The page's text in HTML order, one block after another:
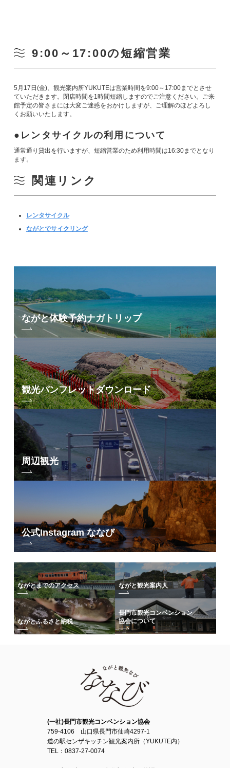
9:00～17:00の短縮営業
5月17日(金)、観光案内所YUKUTEは営業時間を9:00～17:00までとさせ
ていただきます。閉店時間を1時間短縮しますのでご注意ください。ご来
館予定の皆さまには大変ご迷惑をおかけしますが、ご理解のほどよろし
くお願いいたします。
レンタサイクルの利用について
通常通り貸出を行いますが、短縮営業のため利用時間は16:30までとなり
ます。
関連リンク
レンタサイクル
ながとでサイクリング
ながと体験予約ナガトリップ
観光パンフレットダウンロード
周辺観光
公式Instagram ななび
ながとまでのアクセス ながと観光案内人
ながとふるさと納税
長門市観光コンベンション
協会について
(一社)長門市観光コンベンション協会
759-4106 山口県長門市仙崎4297-1
道の駅センザキッチン観光案内所（YUKUTE内）
TEL：0837-27-0074